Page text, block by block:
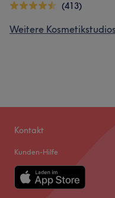
(413)
Weitere
Kontakt
Kunden-Hilfe